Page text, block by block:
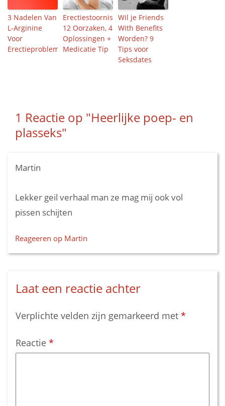
3 Nadelen Van
L-Arginine
Voor
Erectieproblemen
Erectiestoornissen:
12 Oorzaken, 4
Oplossingen +
Medicatie Tip
Wil je Friends
With Benefits
Worden? 9
Tips voor
Seksdates
1 Reactie op "Heerlijke poep- en
plasseks"
Martin
Lekker geil verhaal man ze mag mij ook vol
pissen schijten
Reageeren op Martin
Laat een reactie achter
Verplichte velden zijn gemarkeerd met *
Reactie *